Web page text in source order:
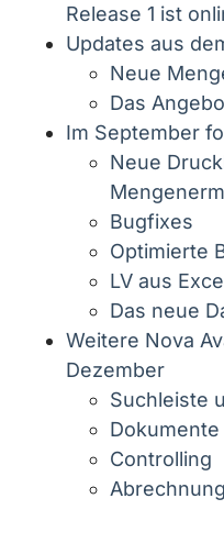
Release 1 ist
Updates aus
Neue
Das
Im September
Neue
Bugfixes
Optimierte
LV aus
Das neue
Weitere Nova
Dezember
Suchleiste
Controlling
Abrechnung